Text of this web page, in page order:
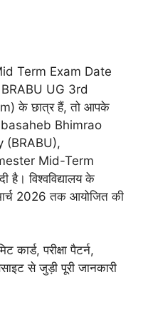
Term Exam Date
UG 3rd
के छात्र हैं, तो आपके
Bhimrao
(BRABU),
Mid-Term
है। विश्वविद्यालय के
2026 तक आयोजित की
कार्ड, परीक्षा पैटर्न,
से जुड़ी पूरी जानकारी